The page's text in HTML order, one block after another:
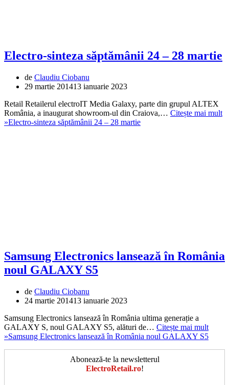
Electro-sinteza săptămânii 24 – 28 martie
de Claudiu Ciobanu
29 martie 201413 ianuarie 2023
Retail Retailerul electroIT Media Galaxy, parte din grupul ALTEX
România, a inaugurat showroom-ul din Craiova,… Citește mai mult
»Electro-sinteza săptămânii 24 – 28 martie
Samsung Electronics lansează în România
noul GALAXY S5
de Claudiu Ciobanu
24 martie 201413 ianuarie 2023
Samsung Electronics lansează în România ultima generație a
GALAXY S, noul GALAXY S5, alături de… Citește mai mult
»Samsung Electronics lansează în România noul GALAXY S5
Abonează-te la newsletterul
ElectroRetail.ro!